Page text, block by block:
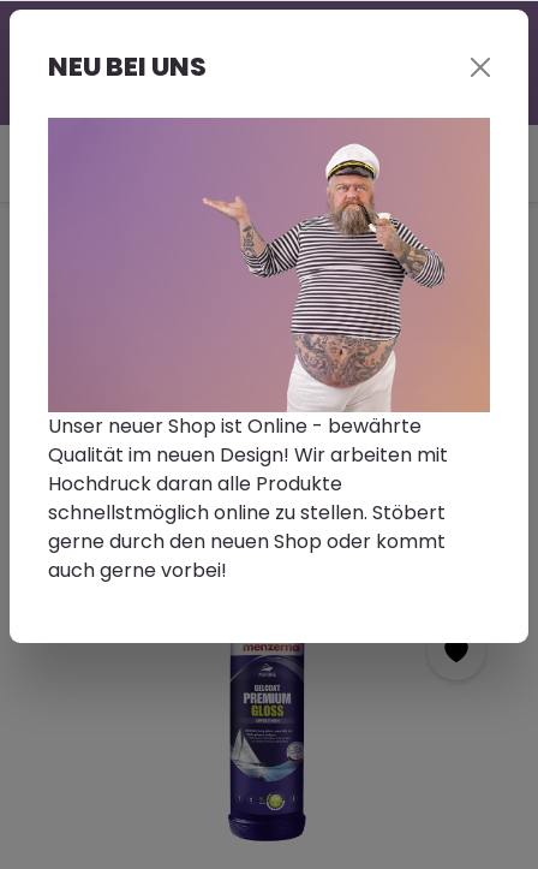
Ort | Großer Lagerbestand | Kurze Lieferzeit |
Reinigen | Polieren Polierpasten
MENZERNA MARINE GELCOAT
PREMIUM GLOSS Step3
MENZERNA MARINE GELCOAT PREMIUM GLOSS Step3
NEU BEI UNS
Unser neuer Shop ist Online - bewährte
Qualität im neuen Design! Wir arbeiten mit
Hochdruck daran alle Produkte
schnellstmöglich online zu stellen. Stöbert
gerne durch den neuen Shop oder kommt
auch gerne vorbei!